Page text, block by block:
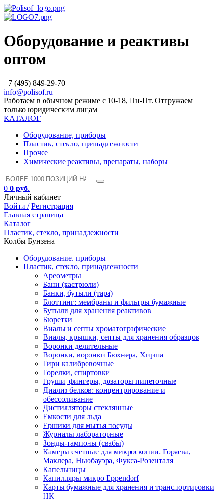
Оборудование и реактивы
оптом
+7 (495) 849-29-70
info@polisof.ru
Работаем в обычном режиме с 10-18, Пн-Пт. Отгружаем
только юридическим лицам
КАТАЛОГ
Оборудование, приборы
Пластик, стекло, принадлежности
Прочее
Химические реактивы, препараты, наборы
0 0 руб.
Личный кабинет
Войти / Регистрация
Главная страница
Каталог
Пластик, стекло, принадлежности
Колбы Бунзена
Оборудование, приборы
Пластик, стекло, принадлежности
Ареометры
Бани (кастрюли)
Банки, бутыли (тара)
Блоттинг: мембраны и фильтры бумажные
Бутыли для хранения реактивов
Бюретки
Виалы и септы хроматографические
Виалы, крышки, септы для хранения образцов
Воронки делительные
Воронки, воронки Бюхнера, Хирша
Гири калибровочные
Горелки, спиртовки
Груши, фингеры, дозаторы пипеточные
Диализ белков: концентрирование и
обессоливание
Дистилляторы стеклянные
Емкости для льда
Ершики для мытья посуды
Журналы лабораторные
Зонды-тампоны (свабы)
Камеры счетные для микроскопии: Горяева,
Маклера, Ньюбауэра, Фукса-Розенталя
Капельницы
Капилляры микро Eppendorf
Карты бумажные для хранения и транспортировки
НК